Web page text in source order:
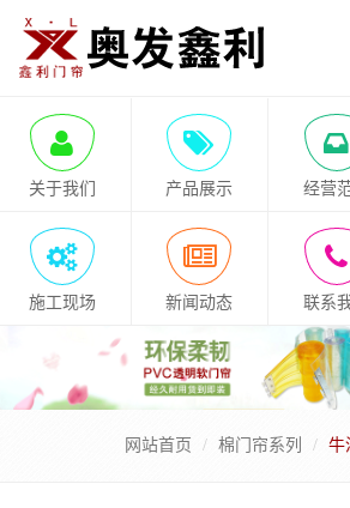
关于我们 产品展示 经营
施工现场 新闻动态 联系
网站首页 棉门帘系列 牛